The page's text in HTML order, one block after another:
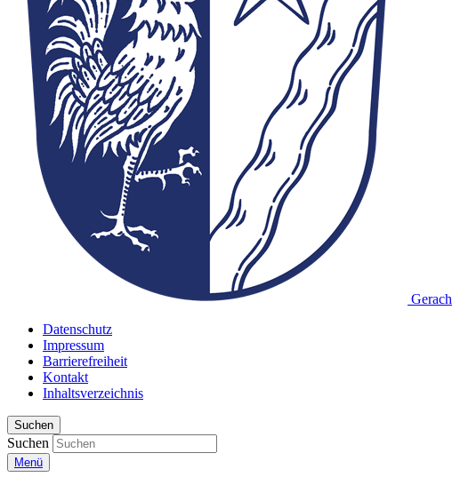
Gerach
Datenschutz
Impressum
Barrierefreiheit
Kontakt
Inhaltsverzeichnis
Suchen
Suchen
Menü